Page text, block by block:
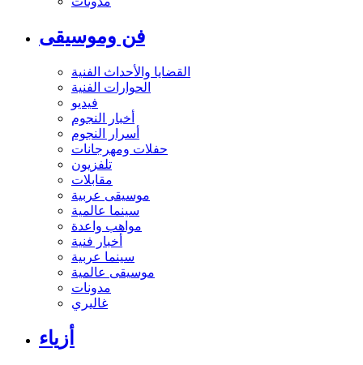
فن وموسيقى
القضايا والأحداث الفنية
الحوارات الفنية
فيديو
أخبار النجوم
أسرار النجوم
حفلات ومهرجانات
تلفزيون
مقابلات
موسيقى عربية
سينما عالمية
مواهب واعدة
أخبار فنية
سينما عربية
موسيقى عالمية
مدونات
غاليري
أزياء